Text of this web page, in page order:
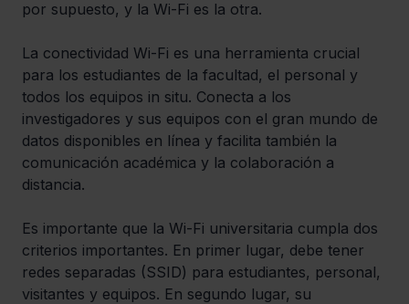
por supuesto, y la Wi-Fi es la otra.
La conectividad Wi-Fi es una herramienta crucial
para los estudiantes de la facultad, el personal y
todos los equipos in situ. Conecta a los
investigadores y sus equipos con el gran mundo de
datos disponibles en línea y facilita también la
comunicación académica y la colaboración a
distancia.
Es importante que la Wi-Fi universitaria cumpla dos
criterios importantes. En primer lugar, debe tener
redes separadas (SSID) para estudiantes, personal,
visitantes y equipos. En segundo lugar, su